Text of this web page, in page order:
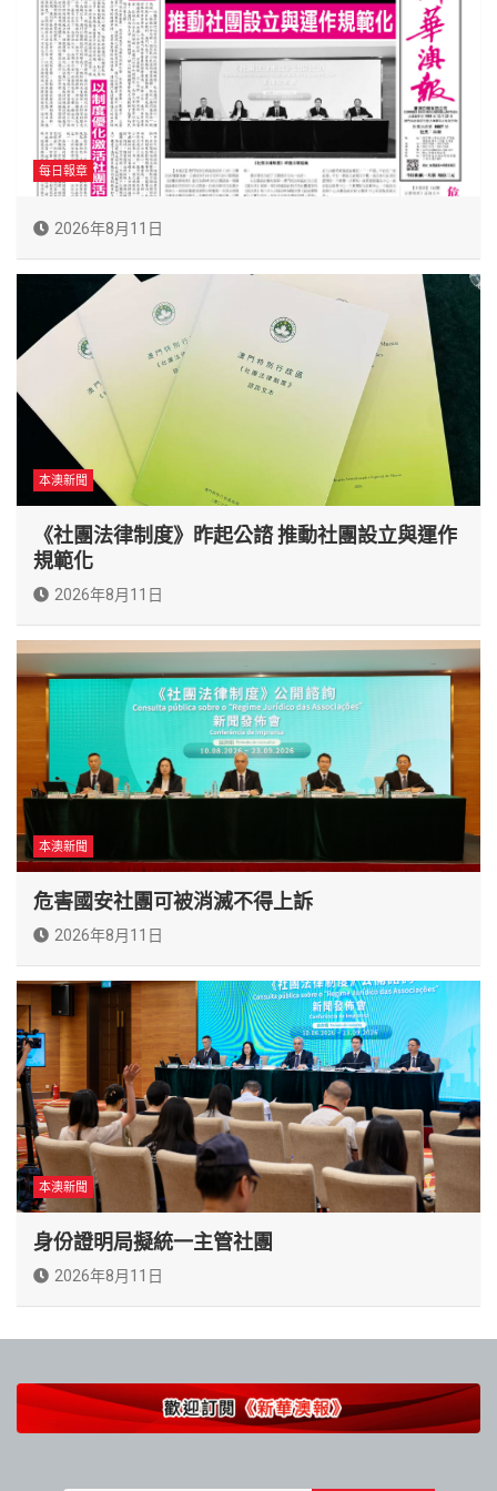
每日報章
2026年8月11日
本澳新聞
《社團法律制度》昨起公諮 推動社團設立與運作
規範化
2026年8月11日
本澳新聞
危害國安社團可被消滅不得上訴
2026年8月11日
本澳新聞
身份證明局擬統一主管社團
2026年8月11日